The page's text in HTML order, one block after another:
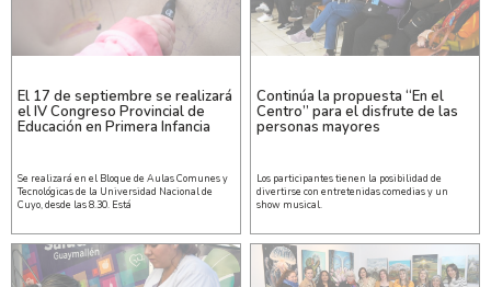
El 17 de septiembre se realizará
el IV Congreso Provincial de
Educación en Primera Infancia
Se realizará en el Bloque de Aulas Comunes y
Tecnológicas de la Universidad Nacional de
Cuyo, desde las 8.30. Está
Continúa la propuesta “En el
Centro” para el disfrute de las
personas mayores
Los participantes tienen la posibilidad de
divertirse con entretenidas comedias y un
show musical.